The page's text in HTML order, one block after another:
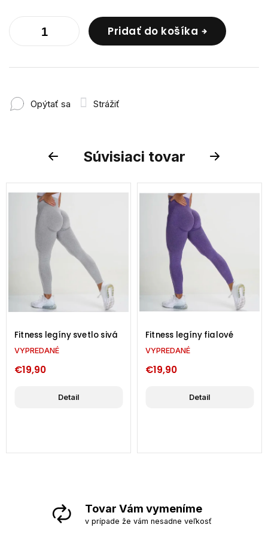
Pridať do košíka
Opýtať sa Strážiť
Súvisiaci tovar
Previous
Fitness legíny svetlo sivá
VYPREDANÉ
€19,90
Detail
Fitness legíny fialové
VYPREDANÉ
€19,90
Detail
Next
Tovar Vám vymeníme
v prípade že vám nesadne veľkosť